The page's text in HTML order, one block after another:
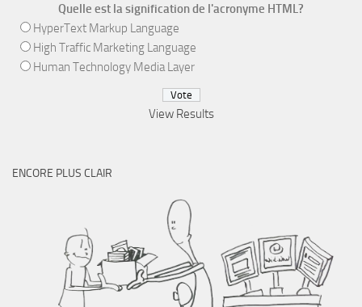
Quelle est la signification de l'acronyme HTML?
HyperText Markup Language
High Traffic Marketing Language
Human Technology Media Layer
View Results
ENCORE PLUS CLAIR